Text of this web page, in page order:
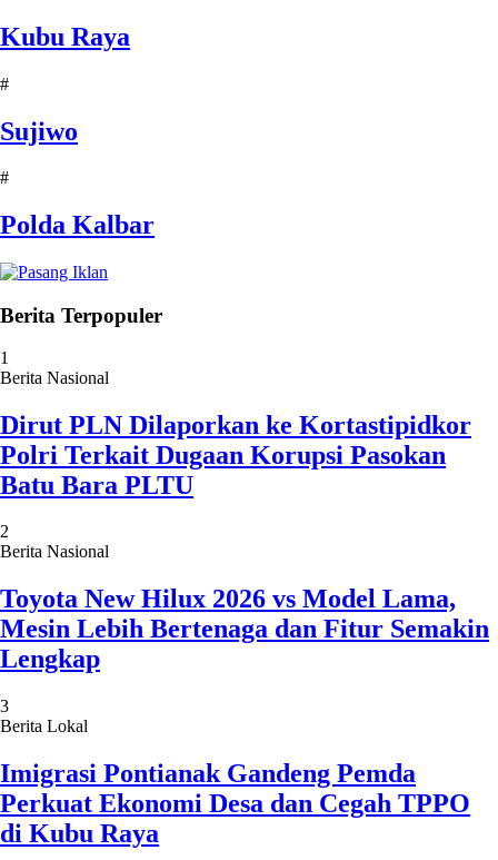
Kubu Raya
#
Sujiwo
#
Polda Kalbar
Berita Terpopuler
1
Berita Nasional
Dirut PLN Dilaporkan ke Kortastipidkor
Polri Terkait Dugaan Korupsi Pasokan
Batu Bara PLTU
2
Berita Nasional
Toyota New Hilux 2026 vs Model Lama,
Mesin Lebih Bertenaga dan Fitur Semakin
Lengkap
3
Berita Lokal
Imigrasi Pontianak Gandeng Pemda
Perkuat Ekonomi Desa dan Cegah TPPO
di Kubu Raya